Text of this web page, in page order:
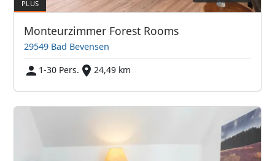
Monteurzimmer Forest Rooms
29549 Bad Bevensen
1-30 Pers.
24,49 km